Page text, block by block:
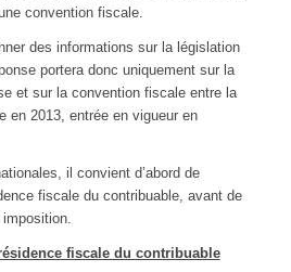
convention fiscale.
des informations sur la législation
portera donc uniquement sur la
et sur la convention fiscale entre la
en 2013, entrée en vigueur en
il convient d’abord de
fiscale du contribuable, avant de
imposition.
fiscale du contribuable